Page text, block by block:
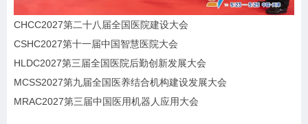
CHCC2027第二十八届全国医院建设大会
CSHC2027第十一届中国智慧医院大会
HLDC2027第三届全国医院后勤创新发展大会
MCSS2027第九届全国医养结合机构建设发展大会
MRAC2027第三届中国医用机器人应用大会